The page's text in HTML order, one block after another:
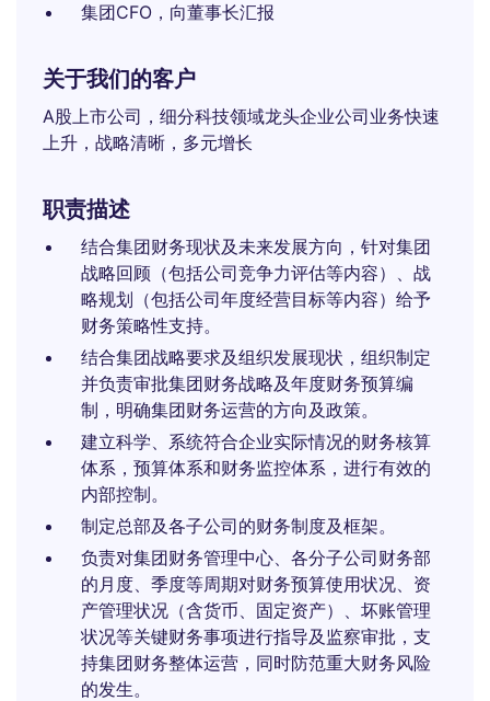
集团CFO，向董事长汇报
关于我们的客户
A股上市公司，细分科技领域龙头企业公司业务快速
上升，战略清晰，多元增长
职责描述
结合集团财务现状及未来发展方向，针对集团
战略回顾（包括公司竞争力评估等内容）、战
略规划（包括公司年度经营目标等内容）给予
财务策略性支持。
结合集团战略要求及组织发展现状，组织制定
并负责审批集团财务战略及年度财务预算编
制，明确集团财务运营的方向及政策。
建立科学、系统符合企业实际情况的财务核算
体系，预算体系和财务监控体系，进行有效的
内部控制。
制定总部及各子公司的财务制度及框架。
负责对集团财务管理中心、各分子公司财务部
的月度、季度等周期对财务预算使用状况、资
产管理状况（含货币、固定资产）、坏账管理
状况等关键财务事项进行指导及监察审批，支
持集团财务整体运营，同时防范重大财务风险
的发生。